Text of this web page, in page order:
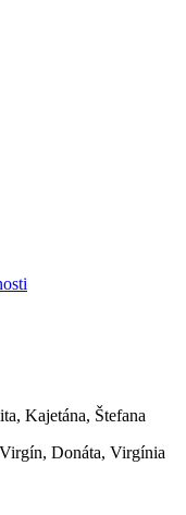
Kajetána, Štefana
Donáta, Virgínia